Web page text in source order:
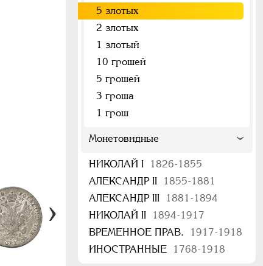
5 злотых
2 злотых
1 злотый
10 грошей
5 грошей
3 гроша
1 грош
Монетовидные
НИКОЛАЙ I
1826-1855
АЛЕКСАНДР II
1855-1881
АЛЕКСАНДР III
1881-1894
НИКОЛАЙ II
1894-1917
ВРЕМЕННОЕ ПРАВ.
1917-1918
ИНОСТРАННЫЕ
1768-1918